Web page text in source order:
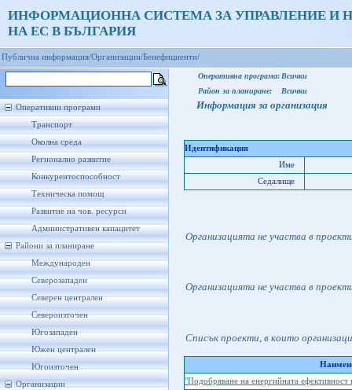
ИНФОРМАЦИОННА СИСТЕМА ЗА УПРАВЛЕНИЕ И
НА ЕС В БЪЛГАРИЯ
Публична информация/Организации/Бенефициенти/
Оперативни програми
Транспорт
Околна среда
Регионално развитие
Конкурентоспособност
Техническа помощ
Развитие на чов. ресурси
Административен капацитет
Райони за планиране
Международен
Северозападен
Северен централен
Североизточен
Югозападен
Южен централен
Югоизточен
Организации
Оперативна програма: Всички
Район за планиране:
Всички
Информация за организация
Идентификация
Име
Седалище
Организацията не участва в
Организацията не участва в
Списък проекти, в които
"Подобряване на енергийната